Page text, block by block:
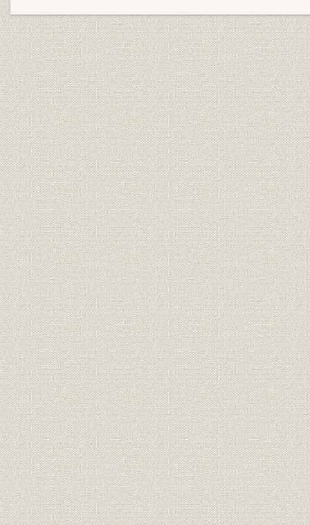
催し 第100回創業記念式
催し 創業100周年記念事業
役員 役員
施設 鴨島センターとATMコーナー
教育・研修;施設 研修所
営業 営業活動
社会貢献 地域社会とともに